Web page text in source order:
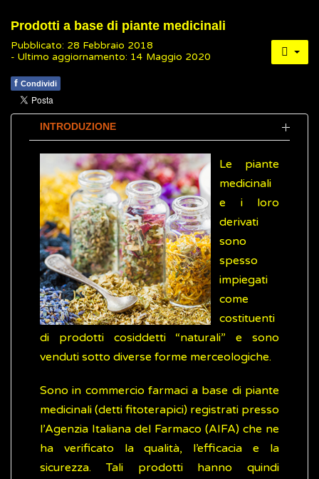
Prodotti a base di piante medicinali
Pubblicato: 28 Febbraio 2018
- Ultimo aggiornamento: 14 Maggio 2020
f Condividi
INTRODUZIONE
Le piante
medicinali
e i loro
derivati
sono
spesso
impiegati
come
costituenti
di prodotti cosiddetti “naturali” e sono
venduti sotto diverse forme merceologiche.
Sono in commercio farmaci a base di piante
medicinali (detti fitoterapici) registrati presso
l’Agenzia Italiana del Farmaco (AIFA) che ne
ha verificato la qualità, l’efficacia e la
sicurezza. Tali prodotti hanno quindi